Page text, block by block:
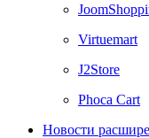
Virtuemart
J2Store
Phoca Cart
Новости